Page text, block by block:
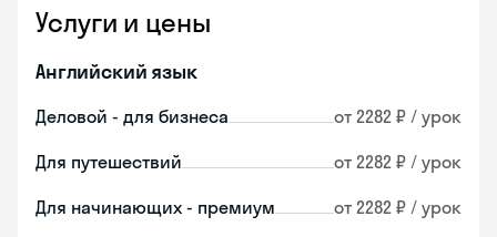
Услуги и цены
Английский язык
Деловой - для бизнеса от 2282 ₽ / урок
Для путешествий от 2282 ₽ / урок
Для начинающих - премиум от 2282 ₽ / урок